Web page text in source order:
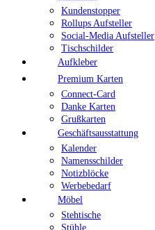
Kundenstopper
Rollups Aufsteller
Social-Media Aufsteller
Tischschilder
Aufkleber
Premium Karten
Connect-Card
Danke Karten
Grußkarten
Geschäftsausstattung
Kalender
Namensschilder
Notizblöcke
Werbebedarf
Möbel
Stehtische
Stühle